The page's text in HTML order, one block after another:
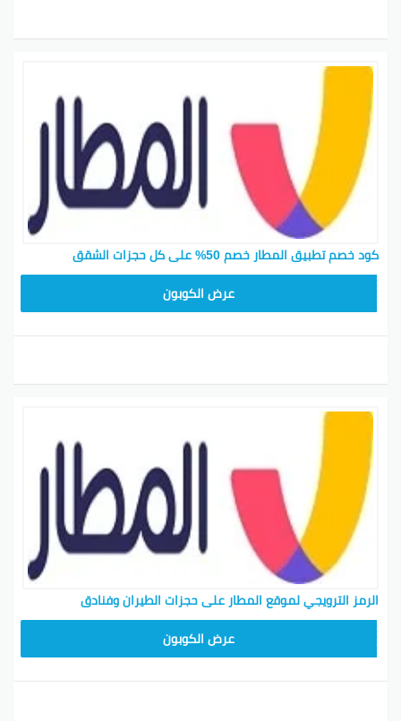
كود خصم تطبيق المطار خصم 50% على كل حجزات الشقق
عرض الكوبون
الرمز الترويجي لموقع المطار على حجزات الطيران وفنادق
عرض الكوبون